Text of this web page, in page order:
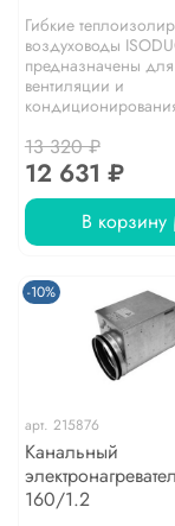
Гибкие
воздуховоды
предназначены
вентиляции и
13 320 ₽
12 631 ₽
В корзину
-10%
арт. 215876
Канальный
160/1.2